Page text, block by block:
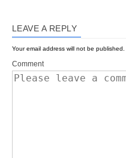
LEAVE A REPLY
Your email address will not be published.
Comment